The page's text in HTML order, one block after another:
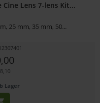
Cine Lens 7-lens Kit...
25 mm, 35 mm, 50...
Lager